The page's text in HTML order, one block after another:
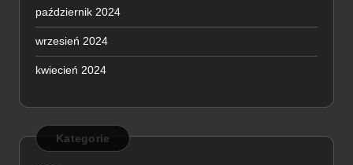
październik 2024
wrzesień 2024
kwiecień 2024
Kategorie